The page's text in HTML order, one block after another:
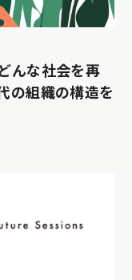
んな社会を再
の組織の構造を